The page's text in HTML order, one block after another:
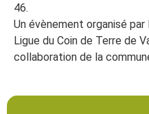
46.
Un évènement organisé
Ligue du Coin de Terre de
collaboration de la